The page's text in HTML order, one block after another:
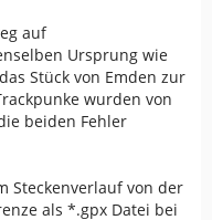
auf
Ursprung wie
Stück von Emden zur
wurden von
beiden Fehler
Steckenverlauf von der
als *.gpx Datei bei